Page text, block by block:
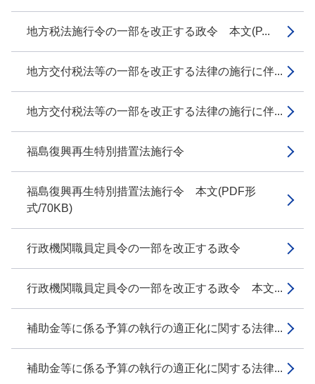
地方税法施行令の一部を改正する政令 本文(P...
地方交付税法等の一部を改正する法律の施行に伴...
地方交付税法等の一部を改正する法律の施行に伴...
福島復興再生特別措置法施行令
福島復興再生特別措置法施行令 本文(PDF形
式/70KB)
行政機関職員定員令の一部を改正する政令
行政機関職員定員令の一部を改正する政令 本文...
補助金等に係る予算の執行の適正化に関する法律...
補助金等に係る予算の執行の適正化に関する法律...